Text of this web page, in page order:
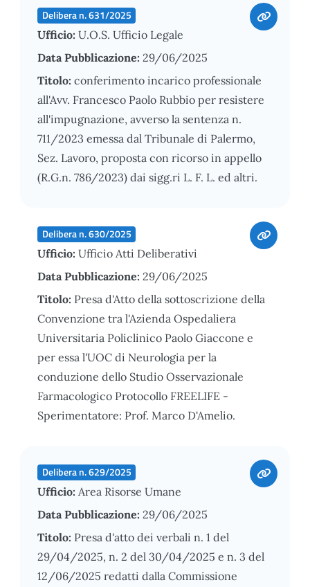
Delibera n. 631/2025
Ufficio: U.O.S. Ufficio Legale
Data Pubblicazione: 29/06/2025
Titolo: conferimento incarico professionale
all'Avv. Francesco Paolo Rubbio per resistere
all'impugnazione, avverso la sentenza n.
711/2023 emessa dal Tribunale di Palermo,
Sez. Lavoro, proposta con ricorso in appello
(R.G.n. 786/2023) dai sigg.ri L. F. L. ed altri.
Delibera n. 630/2025
Ufficio: Ufficio Atti Deliberativi
Data Pubblicazione: 29/06/2025
Titolo: Presa d'Atto della sottoscrizione della
Convenzione tra l'Azienda Ospedaliera
Universitaria Policlinico Paolo Giaccone e
per essa l'UOC di Neurologia per la
conduzione dello Studio Osservazionale
Farmacologico Protocollo FREELIFE -
Sperimentatore: Prof. Marco D'Amelio.
Delibera n. 629/2025
Ufficio: Area Risorse Umane
Data Pubblicazione: 29/06/2025
Titolo: Presa d'atto dei verbali n. 1 del
29/04/2025, n. 2 del 30/04/2025 e n. 3 del
12/06/2025 redatti dalla Commissione